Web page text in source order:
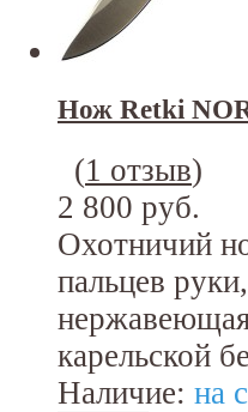
Нож Retki
(1 отзыв)
2 800 руб.
Охотничий
пальцев
нержавеющая
карельской
Наличие: на